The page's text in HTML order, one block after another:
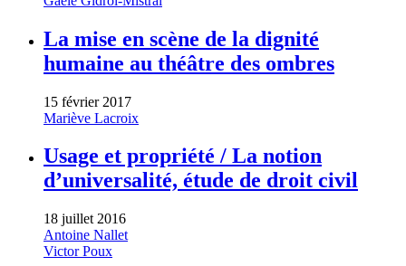
La mise en scène de la dignité
humaine au théâtre des ombres
15 février 2017
Mariève Lacroix
Usage et propriété / La notion
d’universalité, étude de droit civil
18 juillet 2016
Antoine Nallet
Victor Poux